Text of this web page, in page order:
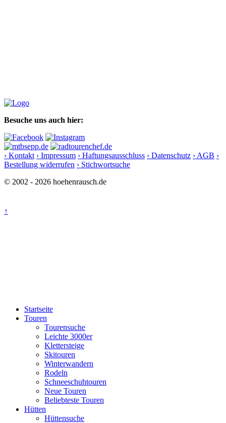
Besuche uns auch hier:
› Kontakt › Impressum › Haftungsausschluss › Datenschutz › AGB ›
Bestellung widerrufen › Stichwortsuche
© 2002 - 2026 hoehenrausch.de
↑
Startseite
Touren
Tourensuche
Leichte 3000er
Klettersteige
Skitouren
Winterwandern
Rodeln
Schneeschuhtouren
Neue Touren
Beliebteste Touren
Hütten
Hüttensuche